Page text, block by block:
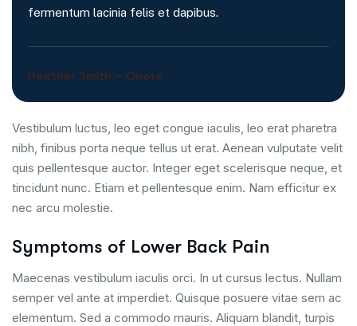
fermentum lacinia felis et dapibus.
Heather Smith – Quote
Vestibulum luctus, leo eget congue iaculis, leo erat pharetra
nibh, finibus porta neque tellus ut erat. Aenean vulputate velit
quis pellentesque auctor. Integer eget scelerisque neque, et
tincidunt nunc. Etiam et pellentesque enim. Nam efficitur ex
nec arcu molestie.
Symptoms of Lower Back Pain
Maecenas vestibulum iaculis orci. In ut cursus lectus. Nullam
semper vel ante at imperdiet. Quisque posuere vitae sem ac
elementum. Sed a commodo mauris. Aliquam blandit, turpis